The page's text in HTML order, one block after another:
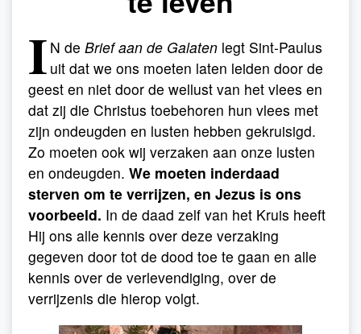
I N de Brief aan de Galaten legt Sint-Paulus
uit dat we ons moeten laten leiden door de
geest en niet door de wellust van het vlees en
dat zij die Christus toebehoren hun vlees met
zijn ondeugden en lusten hebben gekruisigd.
Zo moeten ook wij verzaken aan onze lusten
en ondeugden. We moeten inderdaad
sterven om te verrijzen, en Jezus is ons
voorbeeld. In de daad zelf van het Kruis heeft
Hij ons alle kennis over deze verzaking
gegeven door tot de dood toe te gaan en alle
kennis over de verlevendiging, over de
verrijzenis die hierop volgt.